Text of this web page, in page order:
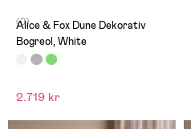
(0)
Alice & Fox Dune Dekorativ
Bogreol, White
2.719 kr